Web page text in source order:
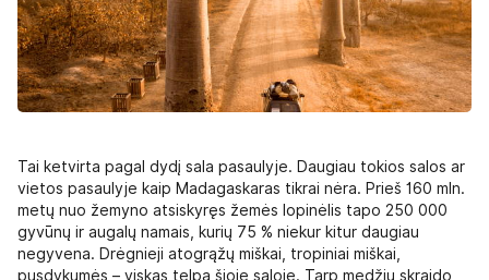
Tai ketvirta pagal dydį sala pasaulyje. Daugiau tokios salos ar
vietos pasaulyje kaip Madagaskaras tikrai nėra. Prieš 160 mln.
metų nuo žemyno atsiskyręs žemės lopinėlis tapo 250 000
gyvūnų ir augalų namais, kurių 75 % niekur kitur daugiau
negyvena. Drėgnieji atogrąžų miškai, tropiniai miškai,
pusdykumės – viskas telpa šioje saloje. Tarp medžių skraido